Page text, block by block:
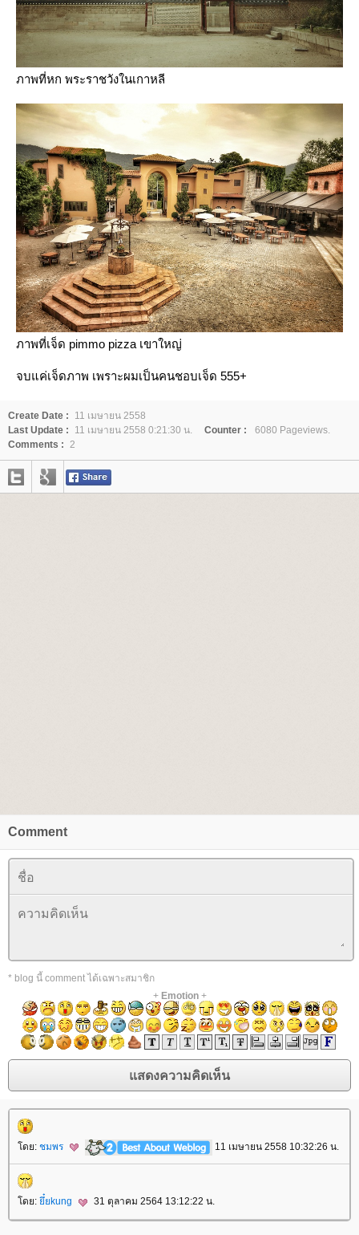
ภาพที่หก พระราชวังในเกาหลี
ภาพที่เจ็ด pimmo pizza เขาใหญ่
จบแค่เจ็ดภาพ เพราะผมเป็นคนชอบเจ็ด 555+
Create Date :
11 เมษายน 2558
Last Update :
11 เมษายน 2558 0:21:30 น. Counter :
6080 Pageviews.
Comments : 2
Comment
* blog นี้ comment ได้เฉพาะสมาชิก
+ Emotion+
ดย: ชมพร 11 เมษายน 2558 10:32:26 น.
ดย: ึ๋ยkung 31 ตุลาคม 2564 13:12:22 น.